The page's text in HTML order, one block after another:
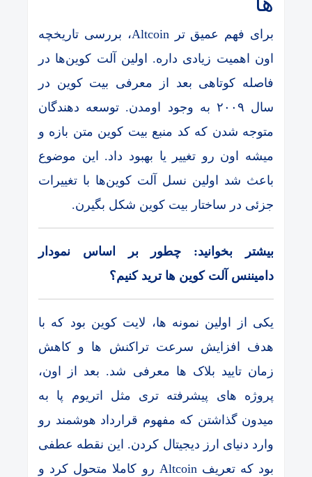
برای فهم عمیق تر Altcoin، بررسی تاریخچه
اون اهمیت زیادی داره. اولین آلت کوین‌ها در
فاصله کوتاهی بعد از معرفی بیت کوین در
سال ۲۰۰۹ به وجود اومدن. توسعه دهندگان
متوجه شدن که کد منبع بیت کوین متن بازه و
میشه اون رو تغییر یا بهبود داد. این موضوع
باعث شد اولین نسل آلت کوین‌ها با تغییرات
جزئی در ساختار بیت کوین شکل بگیرن.
بیشتر بخوانید: چطور بر اساس نمودار
دامیننس آلت کوین ها ترید کنیم؟
یکی از اولین نمونه ها، لایت کوین بود که با
هدف افزایش سرعت تراکنش ها و کاهش
زمان تایید بلاک ها معرفی شد. بعد از اون،
پروژه های پیشرفته تری مثل اتریوم پا به
میدون گذاشتن که مفهوم قرارداد هوشمند رو
وارد دنیای ارز دیجیتال کردن. این نقطه عطفی
بود که تعریف Altcoin رو کاملا متحول کرد و